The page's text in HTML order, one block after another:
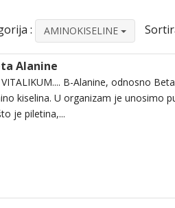
: AMINOKISELINE
Alanine
Β-Alanine, odnosno
kiselina. U organizam je unosimo
je piletina,...